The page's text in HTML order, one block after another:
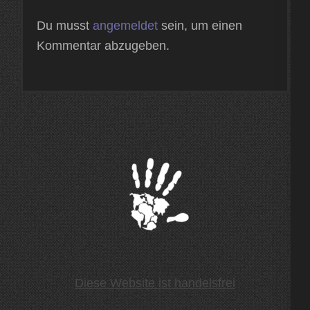
Du musst angemeldet sein, um einen
Kommentar abzugeben.
Diese Website ist handelsfrei